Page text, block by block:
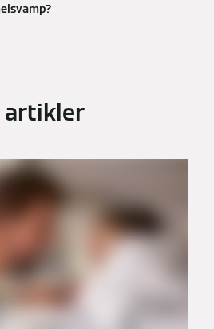
artikler